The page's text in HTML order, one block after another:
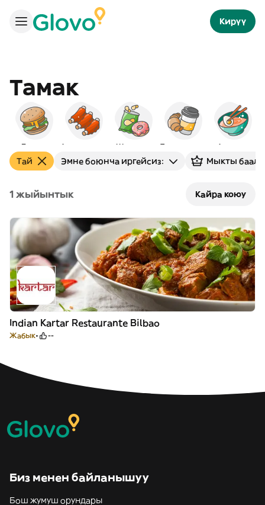
Кирүү
Тамак
Бургер Америкалык Шам-шум Таңкы тамак Азиялык
Тай Эмне боюнча иргейсиз: Мыкты
1 жыйынтык Кайра коюу
Indian Kartar Restaurante Bilbao
Жабык --
Биз менен байланышуу
Бош жумуш орундары